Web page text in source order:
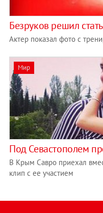
Безруков решил
Актер показал фото с
Мир
Под Севастополем
В Крым Савро приехал
клип с ее участием